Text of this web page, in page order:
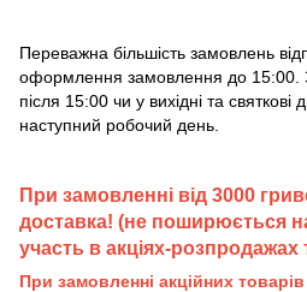
Переважна більшість замовлень
оформлення замовлення до 15:00.
після 15:00 чи у вихідні та святкові
наступний робочий день.
При замовленні від 3000
доставка! (не поширюється
участь в акціях-розпродажах
При замовленні акційних